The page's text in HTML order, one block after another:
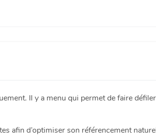
Il y a menu qui permet de faire
afin d’optimiser son référencement